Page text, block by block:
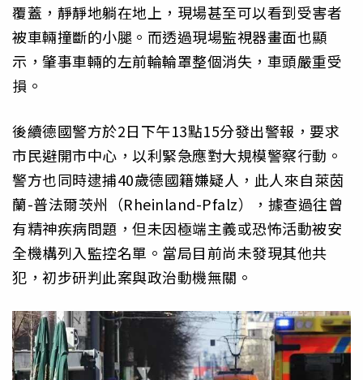
覆蓋，靜靜地躺在地上，現場甚至可以看到受害者
被車輛撞斷的小腿。而透過現場監視器畫面也顯
示，肇事車輛的左前輪輪罩整個消失，車頭嚴重受
損。
後續德國警方於2日下午13點15分發出警報，要求
市民避開市中心，以利緊急應對大規模警察行動。
警方也同時逮捕40歲德國籍嫌疑人，此人來自萊茵
蘭-普法爾茨州（Rheinland-Pfalz），據查過往曾
有精神疾病問題，但未因極端主義或恐怖活動被安
全機構列入監控名單。當局目前尚未發現其他共
犯，初步研判此案與政治動機無關。